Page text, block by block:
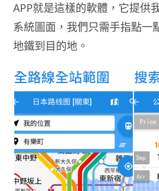
APP就是這樣的軟體，它提供
系統圖面，我們只需手指點一
地鐵到目的地。